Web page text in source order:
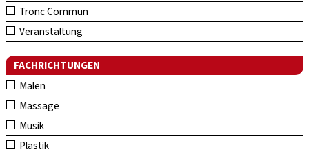
Tronc Commun
Veranstaltung
FACHRICHTUNGEN
Malen
Massage
Musik
Plastik